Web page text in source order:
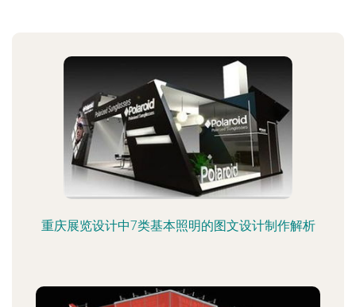
重庆展览设计中7类基本照明的图文设计制作解析